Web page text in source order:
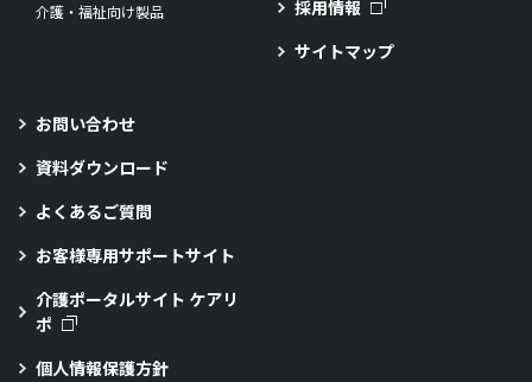
介護・福祉向け製品
採用情報
サイトマップ
お問い合わせ
資料ダウンロード
よくあるご質問
お客様専用サポートサイト
介護ポータルサイト ケアリ
ポ
個人情報保護方針